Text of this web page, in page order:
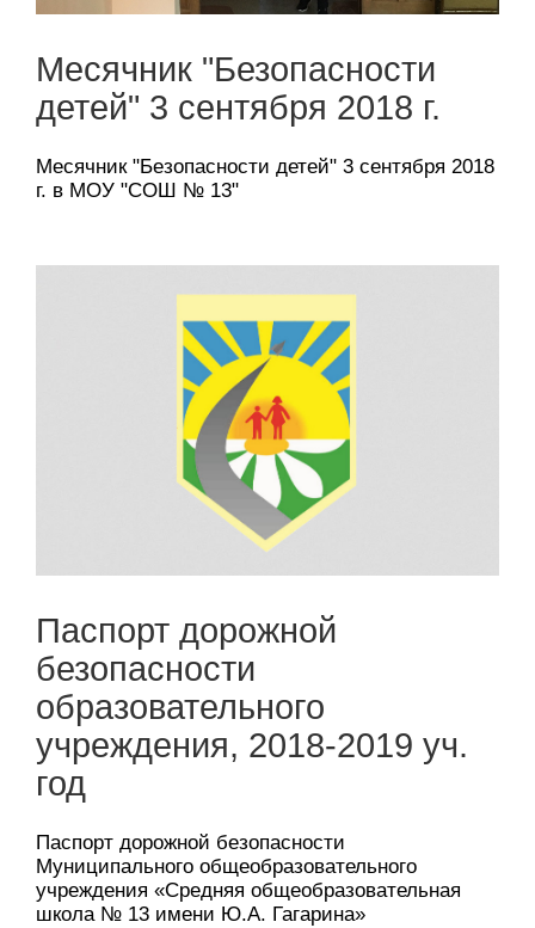
Месячник "Безопасности
детей" 3 сентября 2018 г.
Месячник "Безопасности детей" 3 сентября 2018
г. в МОУ "СОШ № 13"
Паспорт дорожной
безопасности
образовательного
учреждения, 2018-2019 уч.
год
Паспорт дорожной безопасности
Муниципального общеобразовательного
учреждения «Средняя общеобразовательная
школа № 13 имени Ю.А. Гагарина»